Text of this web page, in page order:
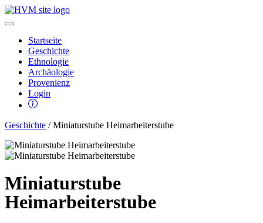
Startseite
Geschichte
Ethnologie
Archäologie
Provenienz
Login
Geschichte / Miniaturstube Heimarbeiterstube
Miniaturstube
Heimarbeiterstube